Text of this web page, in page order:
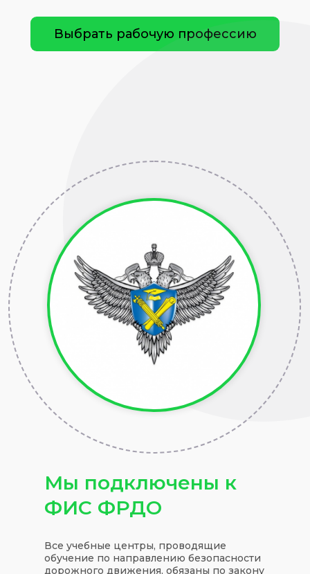
Выбрать рабочую профессию
Все учебные центры, проводящие
обучение по направлению безопасности
дорожного движения, обязаны по закону
Мы подключены к
ФИС ФРДО